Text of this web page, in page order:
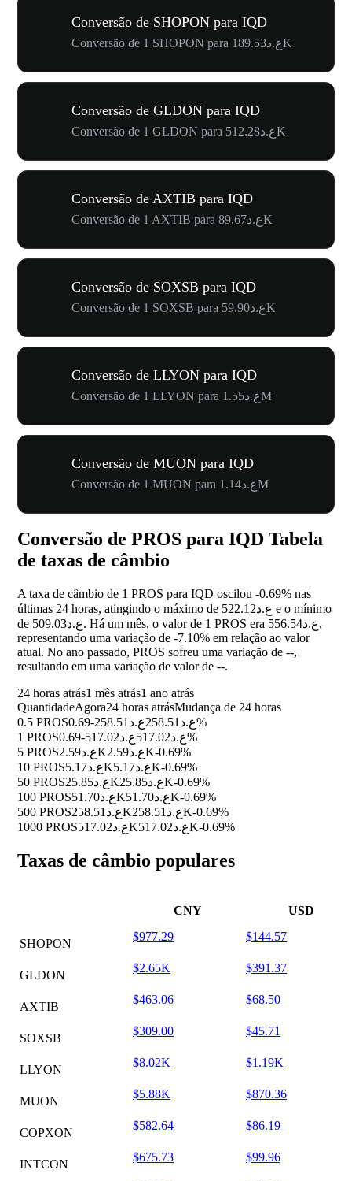
Conversão de SHOPON para IQD
Conversão de 1 SHOPON para ع.د189.53K
Conversão de GLDON para IQD
Conversão de 1 GLDON para ع.د512.28K
Conversão de AXTIB para IQD
Conversão de 1 AXTIB para ع.د89.67K
Conversão de SOXSB para IQD
Conversão de 1 SOXSB para ع.د59.90K
Conversão de LLYON para IQD
Conversão de 1 LLYON para ع.د1.55M
Conversão de MUON para IQD
Conversão de 1 MUON para ع.د1.14M
Conversão de PROS para IQD Tabela
de taxas de câmbio
A taxa de câmbio de 1 PROS para IQD oscilou -0.69% nas
últimas 24 horas, atingindo o máximo de ع.د522.12 e o mínimo
de ع.د509.03. Há um mês, o valor de 1 PROS era ع.د556.54,
representando uma variação de -7.10% em relação ao valor
atual. No ano passado, PROS sofreu uma variação de --,
resultando em uma variação de valor de --.
24 horas atrás1 mês atrás1 ano atrás
QuantidadeAgora24 horas atrásMudança de 24 horas
0.5 PROS
ع.د258.51 ع.د258.51
-0.69%
1 PROS
ع.د517.02 ع.د517.02
-0.69%
5 PROS
ع.د2.59K ع.د2.59K-0.69%
10 PROS
ع.د5.17K ع.د5.17K-0.69%
50 PROS
ع.د25.85K ع.د25.85K-0.69%
100 PROS
ع.د51.70K ع.د51.70K-0.69%
500 PROS
ع.د258.51K ع.د258.51K-0.69%
1000 PROS
ع.د517.02K ع.د517.02K-0.69%
Taxas de câmbio populares
CNY USD
SHOPON
$977.29 $144.57
GLDON
$2.65K $391.37
AXTIB
$463.06 $68.50
SOXSB
$309.00 $45.71
LLYON
$8.02K $1.19K
MUON
$5.88K $870.36
COPXON
$582.64 $86.19
INTCON
$675.73 $99.96